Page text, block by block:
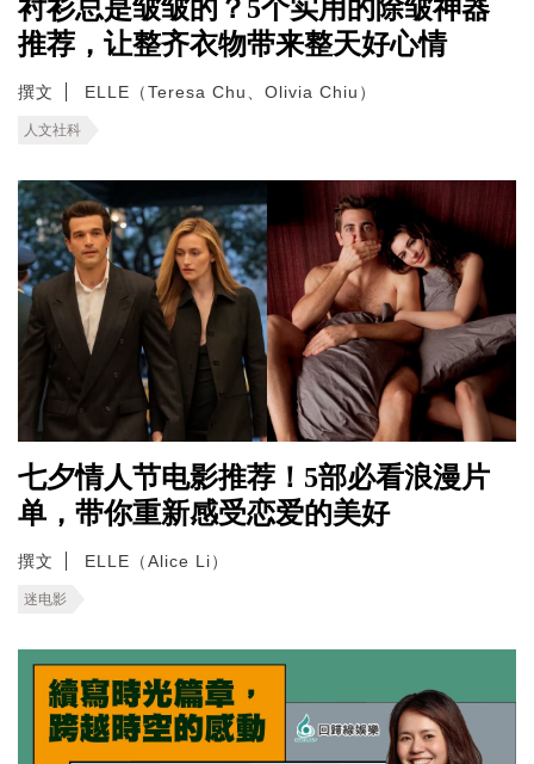
衬衫总是皱皱的？5个实用的除皱神器
推荐，让整齐衣物带来整天好心情
撰文 ELLE（Teresa Chu、Olivia Chiu）
人文社科
七夕情人节电影推荐！5部必看浪漫片
单，带你重新感受恋爱的美好
撰文 ELLE（Alice Li）
迷电影